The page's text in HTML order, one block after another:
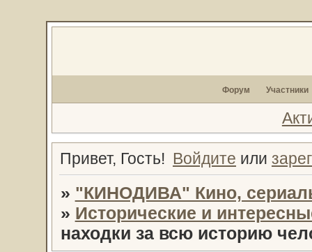
Форум Участники
Привет, Гость! Войдите или
» "КИНОДИВА" Кино,
» Исторические и
находки за всю историю